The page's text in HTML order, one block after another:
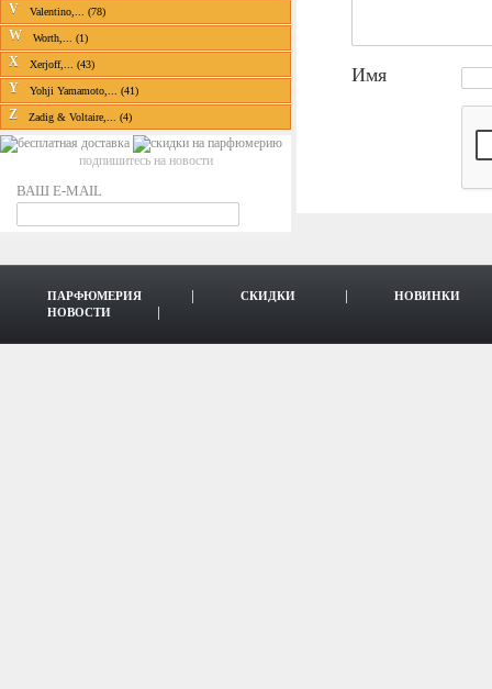
V Valentino,... (78)
W Worth,... (1)
X Xerjoff,... (43)
Y Yohji Yamamoto,... (41)
Z Zadig & Voltaire,... (4)
подпишитесь на новости
ВАШ E-MAIL
Имя
ПАРФЮМЕРИЯ СКИДКИ
НОВИНКИ
НОВОСТИ